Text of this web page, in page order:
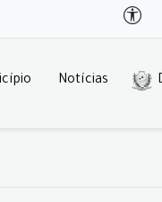
Notícias